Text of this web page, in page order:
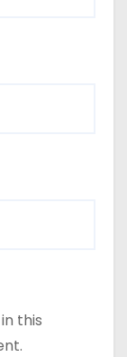
this